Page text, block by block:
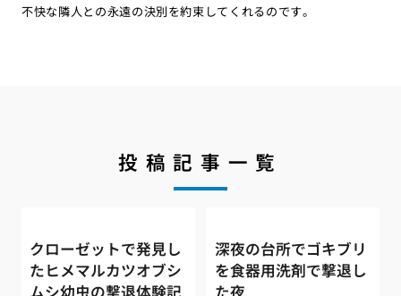
不快な隣人との永遠の決別を約束してくれるのです。
投稿記事一覧
クローゼットで発見し
たヒメマルカツオブシ
深夜の台所でゴキブリ
を食器用洗剤で撃退し